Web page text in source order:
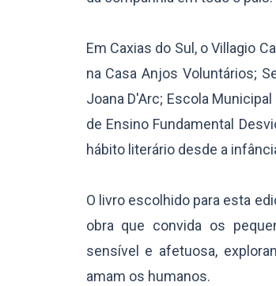
Em Caxias do Sul, o Villagio
na Casa Anjos Voluntários;
Joana D'Arc; Escola
de Ensino Fundamental
hábito literário desde a
O livro escolhido para esta
obra que convida os
sensível e afetuosa,
amam os humanos.